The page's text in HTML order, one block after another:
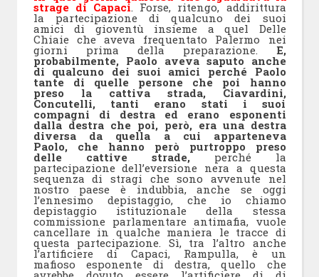
strage di Capaci. Forse, ritengo, addirittura
la partecipazione di qualcuno dei suoi
amici di gioventù insieme a quel Delle
Chiaie che aveva frequentato Palermo nei
giorni prima della preparazione. E,
probabilmente, Paolo aveva saputo anche
di qualcuno dei suoi amici perché Paolo
tante di quelle persone che poi hanno
preso la cattiva strada, Ciavardini,
Concutelli, tanti erano stati i suoi
compagni di destra ed erano esponenti
dalla destra che poi, però, era una destra
diversa da quella a cui apparteneva
Paolo, che hanno però purtroppo preso
delle cattive strade,perché la
partecipazione dell’eversione nera a questa
sequenza di stragi che sono avvenute nel
nostro paese è indubbia, anche se oggi
l’ennesimo depistaggio, che io chiamo
depistaggio istituzionale della stessa
commissione parlamentare antimafia, vuole
cancellare in qualche maniera le tracce di
questa partecipazione. Sì, tra l’altro anche
l’artificiere di Capaci, Rampulla, è un
mafioso esponente di destra, quello che